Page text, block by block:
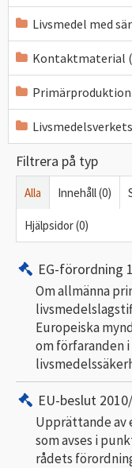
Livsmedel med
Kontaktmaterial
Primärproduktion
Filtrera på typ
Alla Innehåll (0)
Hjälpsidor (0)
EG-förordning
Om allmänna
Europeiska
om förfaranden
EU-beslut
Upprättande av
som avses i
rådets